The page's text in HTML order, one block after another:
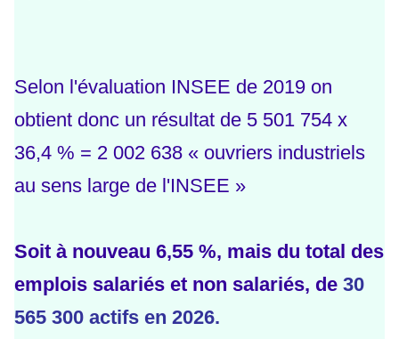
Selon l'évaluation INSEE de 2019 on
obtient donc un résultat de 5 501 754 x
36,4 % = 2 002 638 « ouvriers industriels
au sens large de l'INSEE »
Soit à nouveau 6,55 %, mais du total des
emplois salariés et non salariés, de 30
565 300 actifs en 2026.